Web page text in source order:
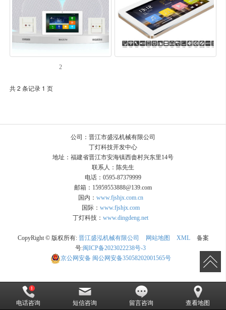
2
共 2 条记录 1 页
公司：晋江市盛泓机械有限公司
丁灯科技开发中心
地址：福建省晋江市安海镇西畲村兴东里14号
联系人：陈先生
电话：0595-87379999
邮箱：15959553888@139.com
国内： www.fjshjx.com.cn
国际： www.fjshjx.com
丁灯科技： www.dingdeng.net
CopyRight © 版权所有: 晋江盛泓机械有限公司 网站地图 XML
备案
号:闽ICP备2023022238号-3
京公网安备闽公网安备35058202001565号
电话咨询 短信咨询 留言咨询 查看地图